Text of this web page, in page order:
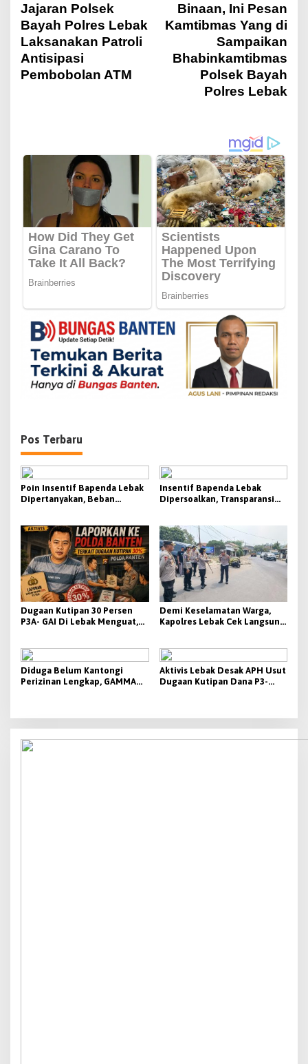
a
v
s
i
p
o
s
Jajaran Polsek
Bayah Polres Lebak
Laksanakan Patroli
Antisipasi
Pembobolan ATM
Binaan, Ini Pesan
Kamtibmas Yang di
Sampaikan
Bhabinkamtibmas
Polsek Bayah
Polres Lebak
Pos Terbaru
Poin Insentif Bapenda Lebak
Dipertanyakan, Beban
dengan Besaran yang
Diterima
Insentif Bapenda Lebak
Dipersoalkan, Transparansi
Dugaan Kutipan 30 Persen
P3A- GAI Di Lebak Menguat,
Demi Keselamatan Warga,
Kapolres Lebak Cek Langsung
Diduga Belum Kantongi
Perizinan Lengkap, GAMMA
Aktivis Lebak Desak APH Usut
Dugaan Kutipan Dana P3-